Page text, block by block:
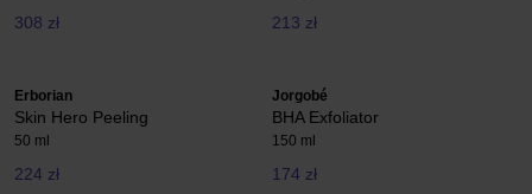
308 zł 213 zł
Erborian
Skin Hero Peeling
50 ml
224 zł
Jorgobé
BHA Exfoliator
150 ml
174 zł